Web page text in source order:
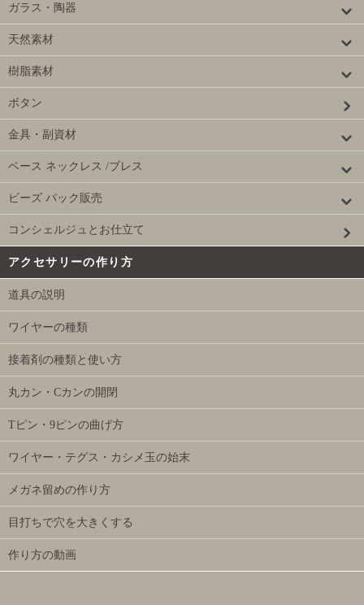
ガラス・陶器
天然素材
樹脂素材
ボタン
金具・副資材
ベース ネックレス /ブレス
ビーズ パック販売
コンシェルジュとお仕立て
アクセサリーの作り方
道具の説明
ワイヤーの種類
接着剤の種類と使い方
丸カン・Cカンの開閉
Tピン・9ピンの曲げ方
ワイヤー・テグス・カシメ玉の始末
メガネ留めの作り方
目打ちで穴を大きくする
作り方の動画